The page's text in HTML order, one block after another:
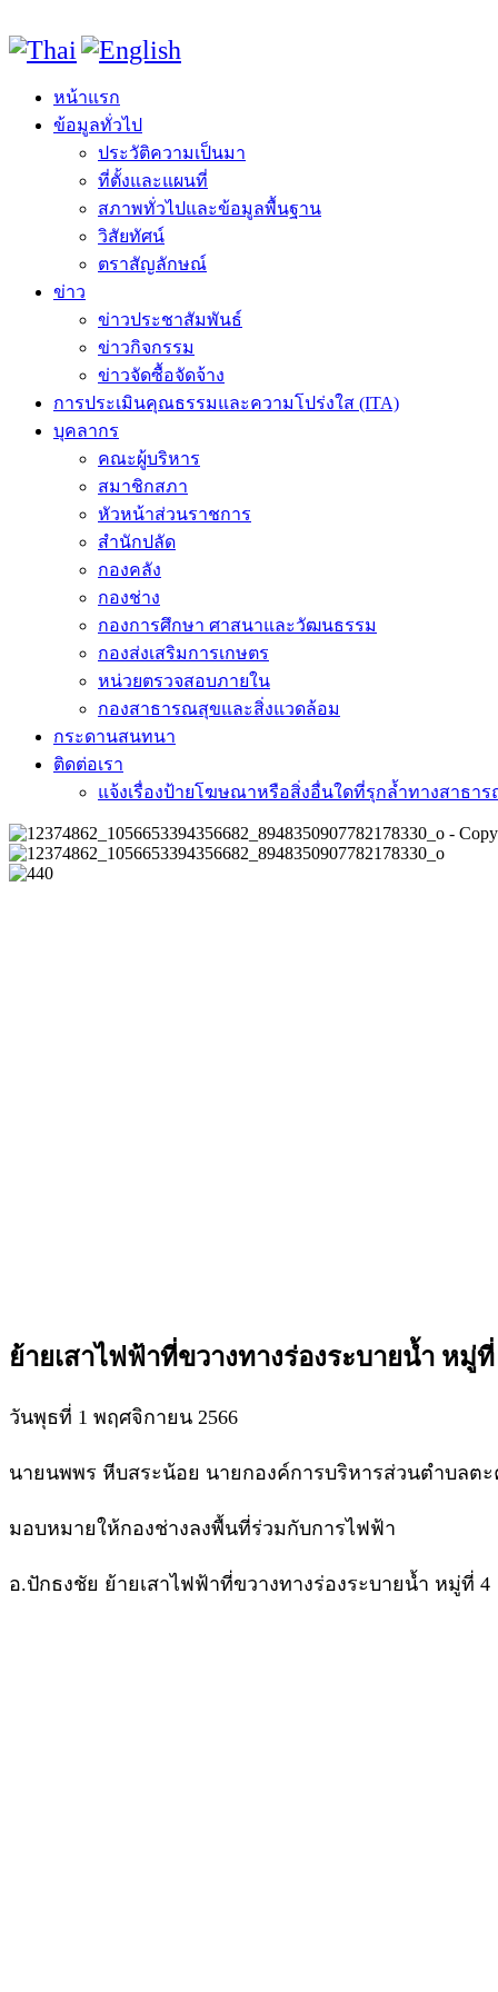
หน้าแรก
ข้อมูลทั่วไป
ประวัติความเป็นมา
ที่ตั้งและแผนที่
สภาพทั่วไปและข้อมูลพื้นฐาน
วิสัยทัศน์
ตราสัญลักษณ์
ข่าว
ข่าวประชาสัมพันธ์
ข่าวกิจกรรม
ข่าวจัดซื้อจัดจ้าง
การประเมินคุณธรรมและความโปร่งใส (ITA)
บุคลากร
คณะผู้บริหาร
สมาชิกสภา
หัวหน้าส่วนราชการ
สำนักปลัด
กองคลัง
กองช่าง
กองการศึกษา ศาสนาและวัฒนธรรม
กองส่งเสริมการเกษตร
หน่วยตรวจสอบภายใน
กองสาธารณสุขและสิ่งแวดล้อม
กระดานสนทนา
ติดต่อเรา
แจ้งเรื่องป้ายโฆษณาหรือสิ่งอื่นใดที่รุกล้ำทางสาธา
ย้ายเสาไฟฟ้าที่ขวางทางร่องระบายน้ำ หมู่ที่
วันพุธที่ 1 พฤศจิกายน 2566
นายนพพร หีบสระน้อย นายกองค์การบริหารส่วนตำบลต
มอบหมายให้กองช่างลงพื้นที่ร่วมกับการไฟฟ้า
อ.ปักธงชัย ย้ายเสาไฟฟ้าที่ขวางทางร่องระบายน้ำ หมู่ที่ 4